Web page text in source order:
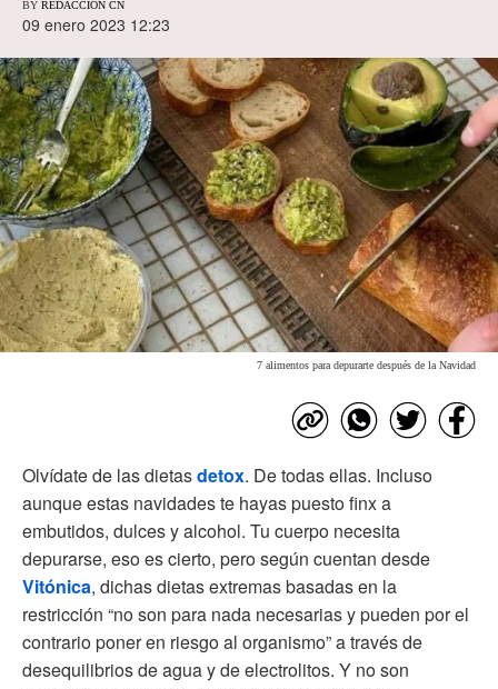
BY REDACCIÓN CN
09 enero 2023 12:23
7 alimentos para depurarte después de la Navidad
Olvídate de las dietasdetox. De todas ellas. Incluso
aunque estas navidades te hayas puesto finx a
embutidos, dulces y alcohol. Tu cuerpo necesita
depurarse, eso es cierto, pero según cuentan desde
Vitónica, dichas dietas extremas basadas en la
restricción “no son para nada necesarias y pueden por el
contrario poner en riesgo al organismo” a través de
desequilibrios de agua y de electrolitos. Y no son